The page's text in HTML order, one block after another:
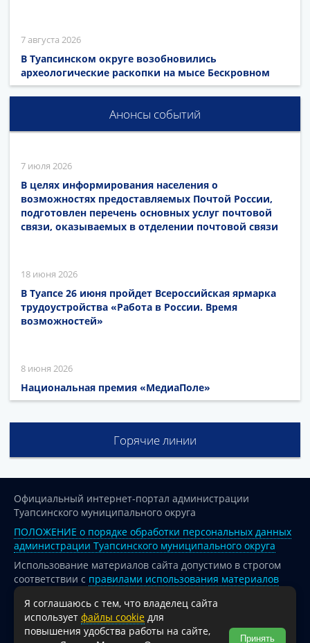
7 августа 2026
В Туапсинском округе возобновились
археологические раскопки на мысе Бескровном
Анонсы событий
7 июля 2026
В целях информирования населения о
возможностях предоставляемых Почтой России,
подготовлен перечень основных услуг почтовой
связи, оказываемых в отделении почтовой связи
18 июня 2026
В Туапсе 26 июня пройдет Всероссийская ярмарка
трудоустройства «Работа в России. Время
возможностей»
8 июня 2026
Национальная премия «МедиаПоле»
Горячие линии
Официальный интернет-портал администрации
Туапсинского муниципального округа
ПОЛОЖЕНИЕ о порядке обработки персональных данных
администрации Туапсинского муниципального округа
Использование материалов сайта допустимо в строгом
соответствии с правилами использования материалов
опубликованных на сайте
При перепечатке и использовании информации ссылка
на источник обязательна.
Я соглашаюсь с тем, что владелец сайта
использует файлы cookie для
повышения удобства работы на сайте,
Принять